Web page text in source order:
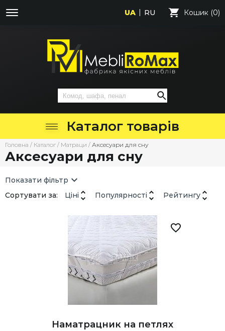
UA RU Кошик (0)
Каталог товарів
Головна / Каталог / Матраци / Аксесуари для сну
Аксесуари для сну
Показати фільтр
Сортувати за:
Ціні Популярності Рейтингу
Наматрацник на петлях